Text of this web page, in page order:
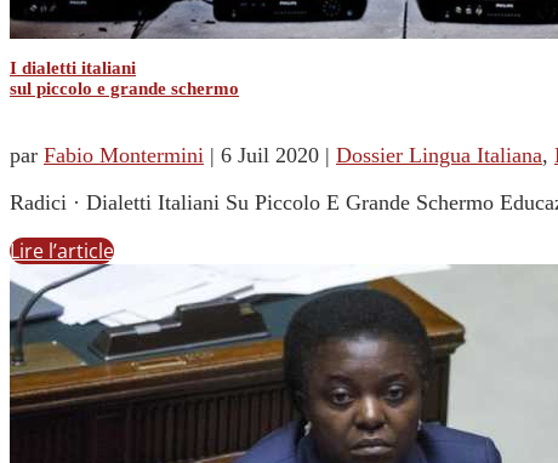
I dialetti italiani
sul piccolo e grande schermo
par Fabio Montermini | 6 Juil 2020 | Dossier Lingua Italiana,
Radici · Dialetti Italiani Su Piccolo E Grande Schermo
Lire l’article